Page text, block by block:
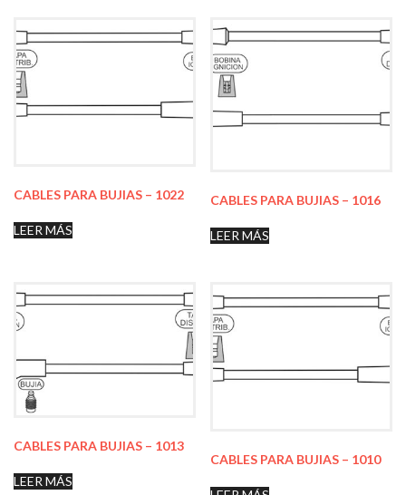
CABLES PARA BUJIAS – 1022
LEER MÁS
CABLES PARA BUJIAS – 1016
LEER MÁS
CABLES PARA BUJIAS – 1013
LEER MÁS
CABLES PARA BUJIAS – 1010